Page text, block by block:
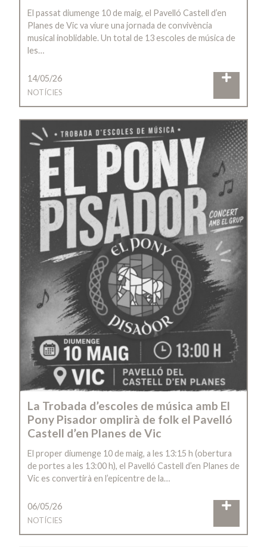
El passat diumenge 10 de maig, el Pavelló Castell d’en
Planes de Vic va viure una jornada de convivència
musical inoblidable. Un total de 13 escoles de música de
les…
14/05/26
NOTÍCIES
La Trobada d’escoles de música amb El
Pony Pisador omplirà de folk el Pavelló
Castell d’en Planes de Vic
El proper diumenge 10 de maig, a les 13:15 h (obertura
de portes a les 13:00 h), el Pavelló Castell d’en Planes de
Vic es convertirà en l’epicentre de la…
06/05/26
NOTÍCIES